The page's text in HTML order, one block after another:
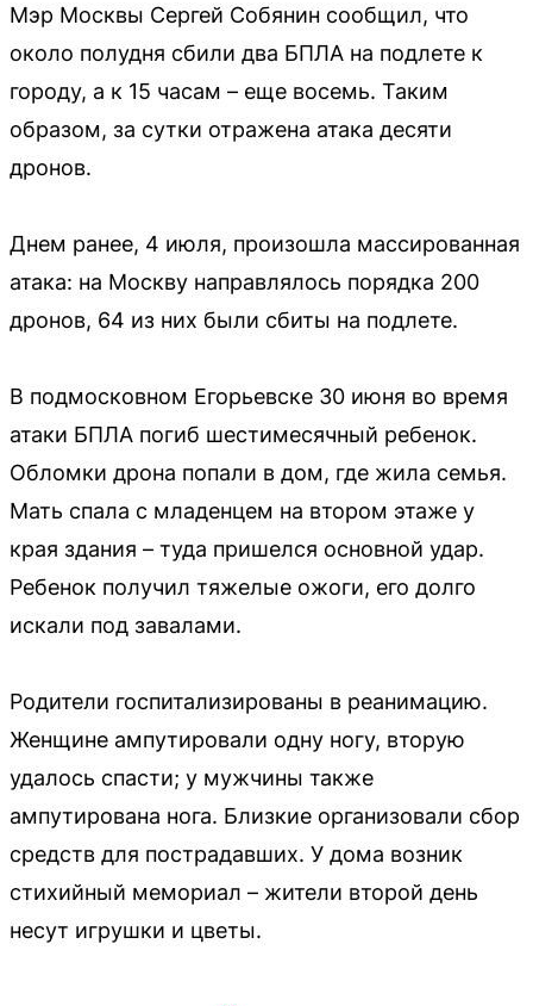
Мэр Москвы Сергей Собянин сообщил, что
около полудня сбили два БПЛА на подлете к
городу, а к 15 часам – еще восемь. Таким
образом, за сутки отражена атака десяти
дронов.
Днем ранее, 4 июля, произошла массированная
атака: на Москву направлялось порядка 200
дронов, 64 из них были сбиты на подлете.
В подмосковном Егорьевске 30 июня во время
атаки БПЛА погиб шестимесячный ребенок.
Обломки дрона попали в дом, где жила семья.
Мать спала с младенцем на втором этаже у
края здания – туда пришелся основной удар.
Ребенок получил тяжелые ожоги, его долго
искали под завалами.
Родители госпитализированы в реанимацию.
Женщине ампутировали одну ногу, вторую
удалось спасти; у мужчины также
ампутирована нога. Близкие организовали сбор
средств для пострадавших. У дома возник
стихийный мемориал – жители второй день
несут игрушки и цветы.